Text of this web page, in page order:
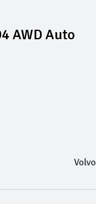
AWD Auto
Volvo